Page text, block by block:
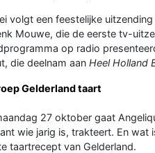
volgt een feestelijke uitzending
Mouwe, die de eerste tv-
op radio
die deelnam aan Heel Holland
Gelderland taart
27 oktober gaat
wie jarig is, trakteert. En wat
taartrecept van Gelderland.